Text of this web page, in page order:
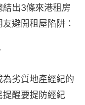
出3條來港租房
避開租屋陷阱：
劣質地產經紀的
提醒要提防經紀